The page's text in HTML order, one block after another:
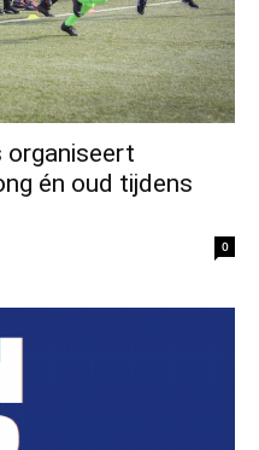
én oud tijdens
0